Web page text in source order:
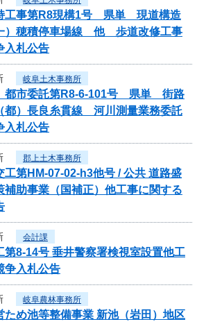
工事第R8現構1号 県単 現道構造
）穂積停車場線 他 歩道改修工事
入札公告
岐阜土木事務所
都市委託第R8-6-101号 県単 街路
都）長良糸貫線 河川測量業務委託
入札公告
郡上土木事務所
工第HM-07-02-h3他号 / 公共 道路盛
補助事業（国補正）他工事に関する
会計課
第8-14号 垂井警察署検視室設置他工
争入札公告
岐阜農林事務所
ため池等整備事業 新池（岩田）地区